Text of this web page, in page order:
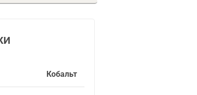
Кобальт